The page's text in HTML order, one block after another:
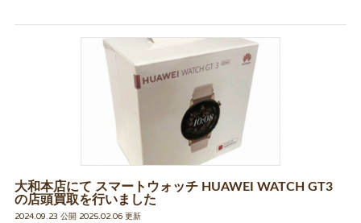
大和本店にて スマートウォッチ HUAWEI WATCH GT3
の店頭買取を行いました
2024.09.23 公開 2025.02.06 更新